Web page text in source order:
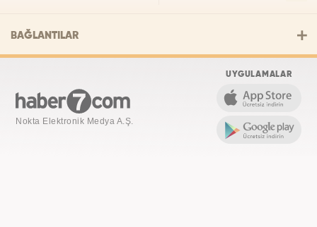
BAĞLANTILAR
Nokta Elektronik Medya A.Ş.
UYGULAMALAR